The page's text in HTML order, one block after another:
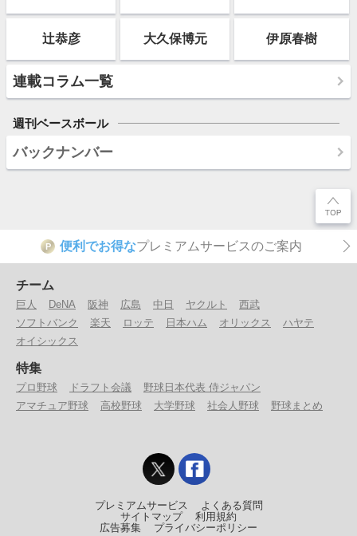
辻恭彦 大久保博元 伊原春樹
連載コラム一覧
週刊ベースボール
バックナンバー
P 便利でお得なプレミアムサービスのご案内
チーム
巨人 DeNA 阪神 広島 中日 ヤクルト
西武
ソフトバンク
楽天 ロッテ 日本ハム オリックス
ハヤテ
オイシックス
特集
プロ野球 ドラフト会議
野球日本代表 侍ジャパン
アマチュア野球
高校野球 大学野球 社会人野球 野球まとめ
プレミアムサービス
よくある質問
サイトマップ
利用規約
広告募集
プライバシーポリシー